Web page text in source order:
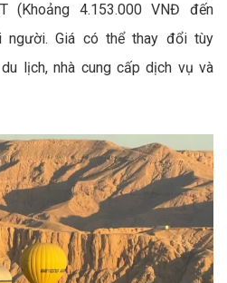
(Khoảng 4.153.000 VNĐ đến
người. Giá có thể thay đổi tùy
lịch, nhà cung cấp dịch vụ và